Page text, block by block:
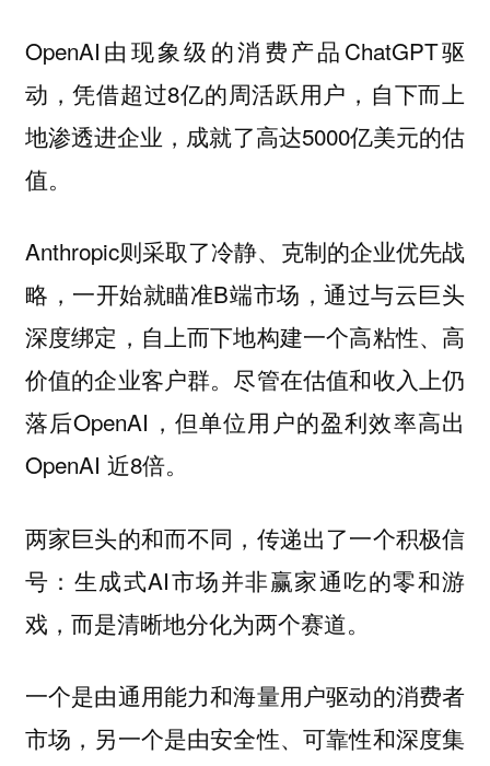
OpenAI由现象级的消费产品ChatGPT驱
动，凭借超过8亿的周活跃用户，自下而上
地渗透进企业，成就了高达5000亿美元的估
值。
Anthropic则采取了冷静、克制的企业优先战
略，一开始就瞄准B端市场，通过与云巨头
深度绑定，自上而下地构建一个高粘性、高
价值的企业客户群。尽管在估值和收入上仍
落后OpenAI，但单位用户的盈利效率高出
OpenAI 近8倍。
两家巨头的和而不同，传递出了一个积极信
号：生成式AI市场并非赢家通吃的零和游
戏，而是清晰地分化为两个赛道。
一个是由通用能力和海量用户驱动的消费者
市场，另一个是由安全性、可靠性和深度集